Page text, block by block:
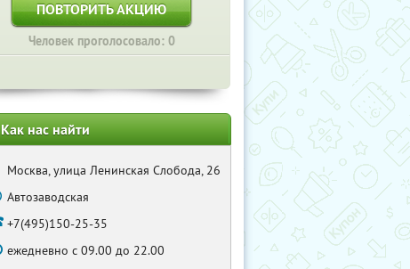
ПОВТОРИТЬ АКЦИЮ
Человек проголосовало: 0
Как нас найти
Москва, улица Ленинская Слобода, 26
Автозаводская
+7(495)150-25-35
ежедневно с 09.00 до 22.00